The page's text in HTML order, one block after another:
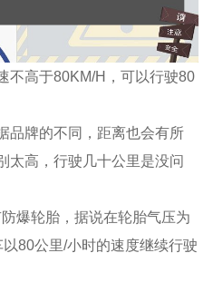
不高于80KM/H，可以行驶80
品牌的不同，距离也会有所
太高，行驶几十公里是没问
爆轮胎，据说在轮胎气压为
80公里/小时的速度继续行驶